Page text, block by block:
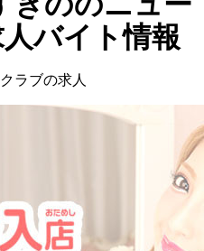
バイト情報
ラブの求人